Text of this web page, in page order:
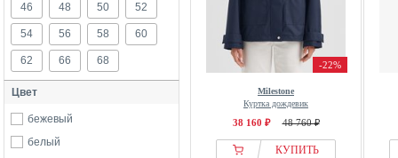
46 48 50 52
54 56 58 60
62 66 68
Цвет
бежевый
белый
-22%
Milestone
Куртка дождевик
38 160 ₽ 48 760 ₽
КУПИТЬ